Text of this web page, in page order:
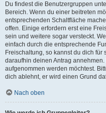
Du findest die Benutzergruppen
Bereich. Wenn du einer beitreten
entsprechenden Schaltfläche
offen. Einige erfordern erst eine
sein und weitere sogar versteckt.
einfach durch die entsprechende
Freischaltung, so kannst du dich
daraufhin deinen Antrag
aufgenommen werden möchtest.
dich ablehnt, er wird einen Grund
Nach oben